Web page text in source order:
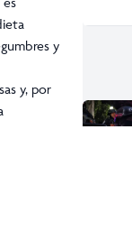
de origen